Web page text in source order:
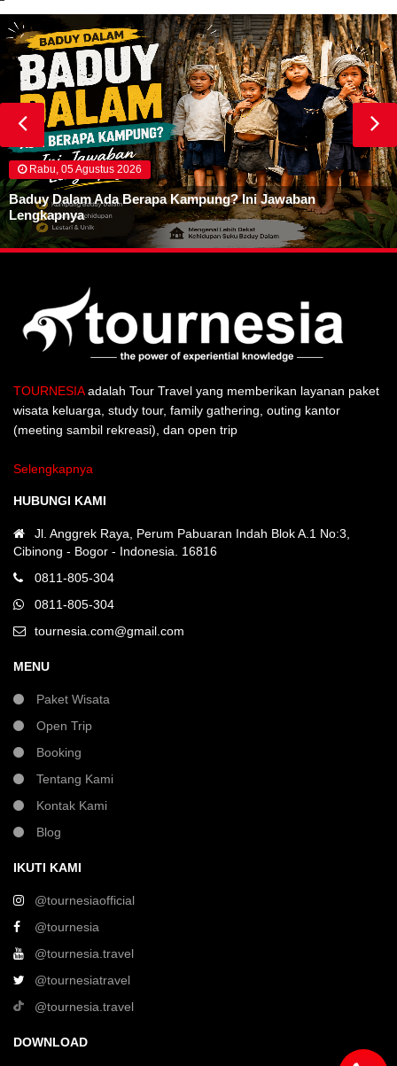
Rabu, 05 Agustus 2026
Baduy Dalam Ada Berapa Kampung? Ini Jawaban
Lengkapnya
TOURNESIAadalah Tour Travel yang memberikan layanan paket
wisata keluarga, study tour, family gathering, outing kantor
(meeting sambil rekreasi), dan open trip
Selengkapnya
HUBUNGI KAMI
Jl. Anggrek Raya, Perum Pabuaran Indah Blok A.1 No:3,
Cibinong - Bogor - Indonesia. 16816
0811-805-304
0811-805-304
tournesia.com@gmail.com
MENU
Paket Wisata
Open Trip
Booking
Tentang Kami
Kontak Kami
Blog
IKUTI KAMI
@tournesiaofficial
@tournesia
@tournesia.travel
@tournesiatravel
@tournesia.travel
DOWNLOAD